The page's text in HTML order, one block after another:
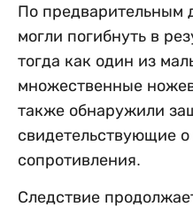
По предварительным
могли погибнуть в
тогда как один из
множественные
также обнаружили
свидетельствующие
сопротивления.
Следствие